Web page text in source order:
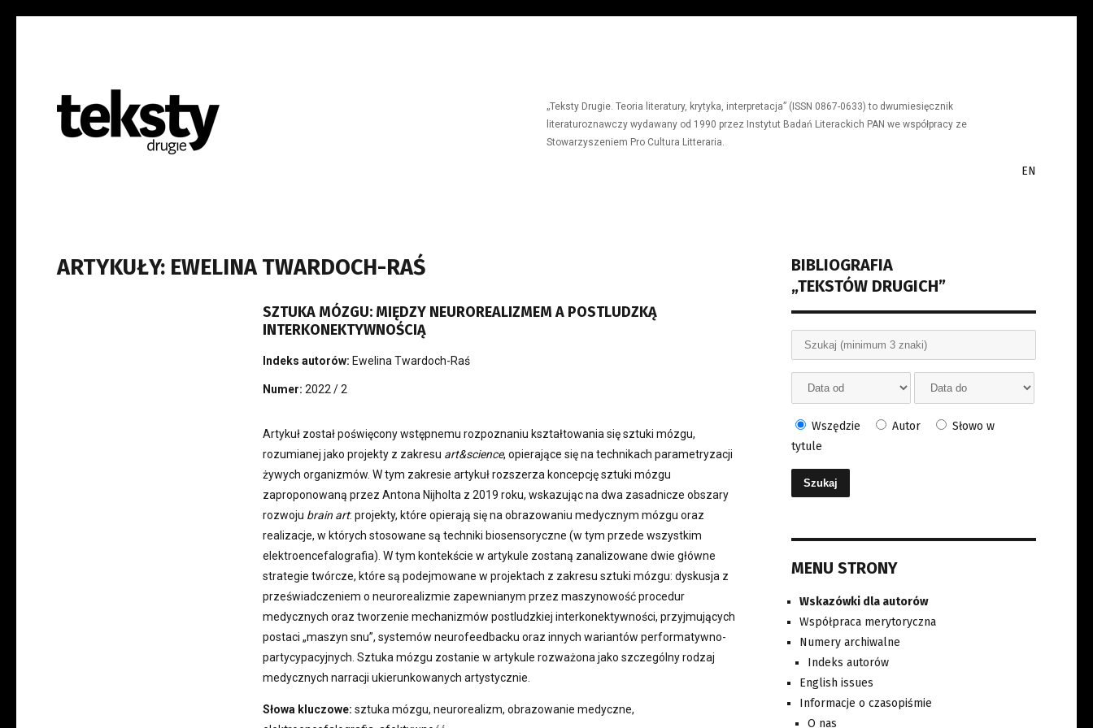
„Teksty Drugie. Teoria literatury, krytyka, interpretacja” (ISSN 0867-0633) to dwumiesięcznik
literaturoznawczy wydawany od 1990 przez Instytut Badań Literackich PAN we współpracy ze
Stowarzyszeniem Pro Cultura Litteraria.
EN
ARTYKUŁY: EWELINA TWARDOCH-RAŚ
SZTUKA MÓZGU: MIĘDZY NEUROREALIZMEM A POSTLUDZKĄ
INTERKONEKTYWNOŚCIĄ
Indeks autorów: Ewelina Twardoch-Raś
Numer: 2022 / 2
Artykuł został poświęcony wstępnemu rozpoznaniu kształtowania się sztuki mózgu,
rozumianej jako projekty z zakresu art&science, opierające się na technikach parametryzacji
żywych organizmów. W tym zakresie artykuł rozszerza koncepcję sztuki mózgu
zaproponowaną przez Antona Nijholta z 2019 roku, wskazując na dwa zasadnicze obszary
rozwoju brain art: projekty, które opierają się na obrazowaniu medycznym mózgu oraz
realizacje, w których stosowane są techniki biosensoryczne (w tym przede wszystkim
elektroencefalografia). W tym kontekście w artykule zostaną zanalizowane dwie główne
strategie twórcze, które są podejmowane w projektach z zakresu sztuki mózgu: dyskusja z
przeświadczeniem o neurorealizmie zapewnianym przez maszynowość procedur
medycznych oraz tworzenie mechanizmów postludzkiej interkonektywności, przyjmujących
postaci „maszyn snu”, systemów neurofeedbacku oraz innych wariantów performatywno-
partycypacyjnych. Sztuka mózgu zostanie w artykule rozważona jako szczególny rodzaj
medycznych narracji ukierunkowanych artystycznie.
Słowa kluczowe: sztuka mózgu, neurorealizm, obrazowanie medyczne,
BIBLIOGRAFIA
„TEKSTÓW DRUGICH”
Wszędzie Autor
Słowo w
tytule
MENU STRONY
Wskazówki dla autorów
Współpraca merytoryczna
Numery archiwalne
Indeks autorów
English issues
Informacje o czasopiśmie
O nas